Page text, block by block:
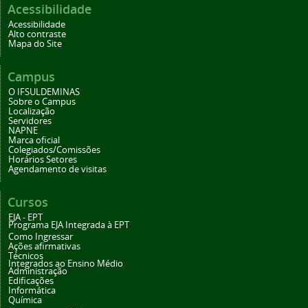
Acessibilidade
Acessibilidade
Alto contraste
Mapa do Site
Campus
O IFSULDEMINAS
Sobre o Campus
Localização
Servidores
NAPNE
Marca oficial
Colegiados/Comissões
Horários Setores
Agendamento de visitas
Cursos
EJA - EPT
Programa EJA Integrada à EPT
Como Ingressar
Ações afirmativas
Técnicos
Integrados ao Ensino Médio
Administração
Edificações
Informática
Química